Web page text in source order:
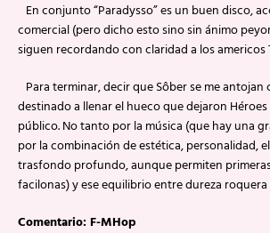
En conjunto “Paradysso” es un buen disco,
comercial (pero dicho esto sino sin ánimo
siguen recordando con claridad a los americos
Para terminar, decir que Sôber se me antojan
destinado a llenar el hueco que dejaron
público. No tanto por la música (que hay una
por la combinación de estética, personalidad,
trasfondo profundo, aunque permiten
facilonas) y ese equilibrio entre dureza
Comentario: F-MHop